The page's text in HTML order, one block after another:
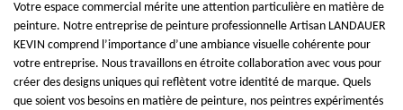
Votre espace commercial mérite une attention particulière en matière de
peinture. Notre entreprise de peinture professionnelle Artisan LANDAUER
KEVIN comprend l’importance d’une ambiance visuelle cohérente pour
votre entreprise. Nous travaillons en étroite collaboration avec vous pour
créer des designs uniques qui reflètent votre identité de marque. Quels
que soient vos besoins en matière de peinture, nos peintres expérimentés